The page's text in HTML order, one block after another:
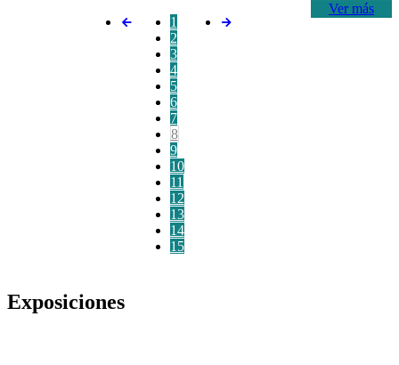
Ver más
1
2
3
4
5
6
7
8
9
10
11
12
13
14
15
Exposiciones